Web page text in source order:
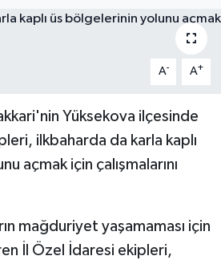
A- A+
Yüksekova ilçesinde
ilkbaharda da karla kaplı
açmak için çalışmalarını
mağduriyet yaşamaması için
İl Özel İdaresi ekipleri,